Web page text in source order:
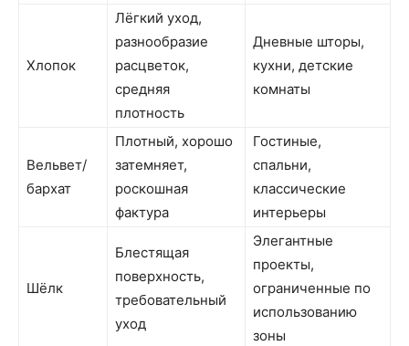
Хлопок
Лёгкий уход,
разнообразие
расцветок,
средняя
плотность
Дневные шторы,
кухни, детские
комнаты
Вельвет/
бархат
Плотный, хорошо
затемняет,
роскошная
фактура
Гостиные,
спальни,
классические
интерьеры
Шёлк
Блестящая
поверхность,
требовательный
уход
Элегантные
проекты,
ограниченные по
использованию
зоны